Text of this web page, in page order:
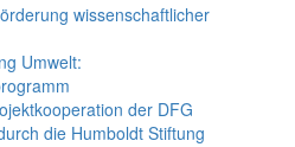
wissenschaftlicher
Umwelt:
der DFG
die Humboldt Stiftung